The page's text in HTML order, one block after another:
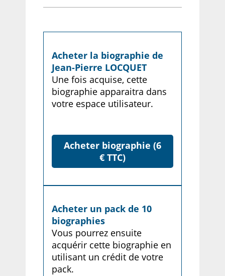
Acheter la biographie de
Jean-Pierre LOCQUET
Une fois acquise, cette
biographie apparaitra dans
votre espace utilisateur.
Acheter biographie (6
€ TTC)
Acheter un pack de 10
biographies
Vous pourrez ensuite
acquérir cette biographie en
utilisant un crédit de votre
pack.